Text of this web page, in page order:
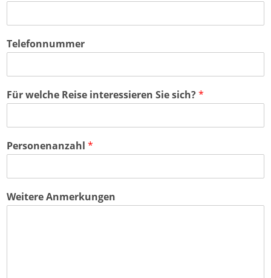
Telefonnummer
Für welche Reise interessieren Sie sich?*
Personenanzahl *
Weitere Anmerkungen